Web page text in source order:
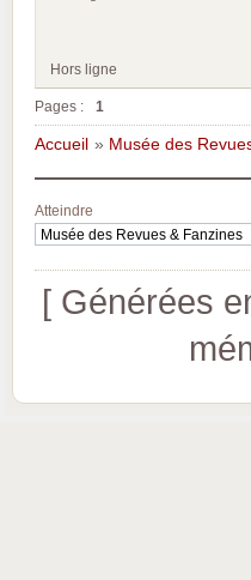
Hors ligne
Pages : 1
Accueil » Musée des
Atteindre
[ Générées